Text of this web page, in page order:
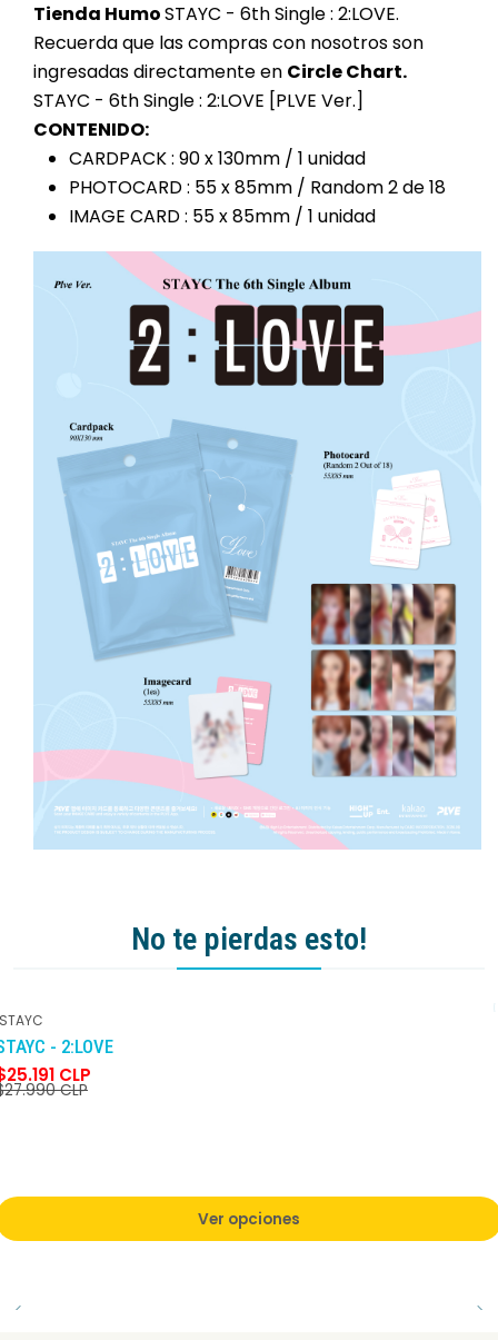
Tienda HumoSTAYC - 6th Single : 2:LOVE.
Recuerda que las compras con nosotros son
ingresadas directamente en Circle Chart.
STAYC - 6th Single : 2:LOVE [PLVE Ver.]
CONTENIDO:
CARDPACK : 90 x 130mm / 1 unidad
PHOTOCARD : 55 x 85mm / Random 2 de 18
IMAGE CARD : 55 x 85mm / 1 unidad
No te pierdas esto!
-10%DCTO
STAYC
- 2:LOVE
CLP
CLP
Ver opciones